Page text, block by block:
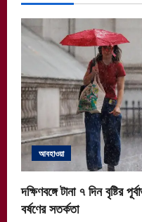
আবহাওয়া
দক্ষিণবঙ্গে টানা ৭ দিন বৃষ্টির
বর্ষণের সতর্কতা